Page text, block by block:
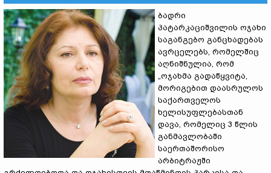
ბადრი
პატარკაციშვილის ოჯახი
საგანგებო განცხადებას
ავრცელებს, რომელშიც
აღნიშნულია, რომ
„ოჯახმა გადაწყვიტა,
მორიგებით დაასრულოს
საქართველოს
ხელისუფლებასთან
დავა, რომელიც 3 წლის
განმავლობაში
საერთაშორისო
არბიტრაჟში